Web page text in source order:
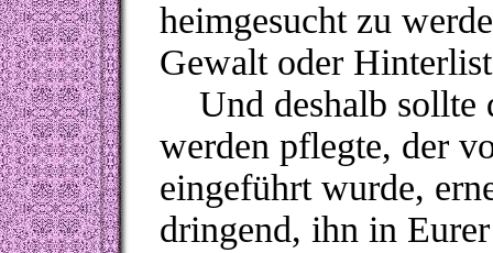
heimgesucht zu
Gewalt oder
Und deshalb sollte
werden pflegte, der
eingeführt wurde,
dringend, ihn in